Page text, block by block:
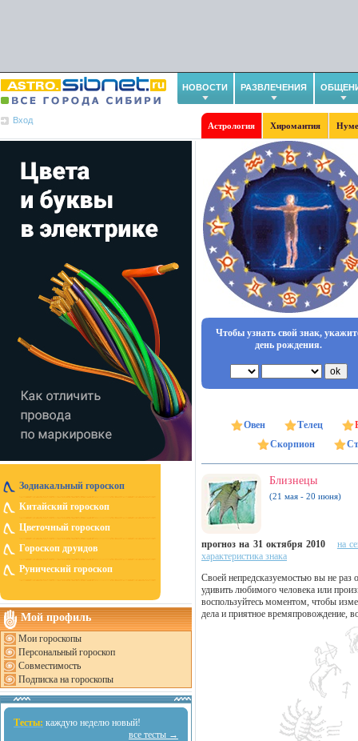
НОВОСТИ РАЗВЛЕЧЕНИЯ
Вход
Астрология Хиромантия
Зодиакальный гороскоп
Китайский гороскоп
Цветочный гороскоп
Гороскоп друидов
Рунический гороскоп
Мой профиль
Мои гороскопы
Персональный гороскоп
Совместимость
Подписка на гороскопы
Тесты: каждую неделю новый!
все тесты →
Чтобы узнать свой знак,
день рождения.
Овен Телец
Скорпион
Близнецы
(21 мая - 20 июня)
прогноз на 31 октября 2010
на
характеристика знака
Своей непредсказуемостью вы не раз
удивить любимого человека или
воспользуйтесь моментом, чтобы
дела и приятное времяпровождение,